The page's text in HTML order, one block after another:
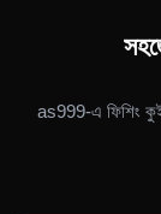
as999-এ ফিশিং কুই